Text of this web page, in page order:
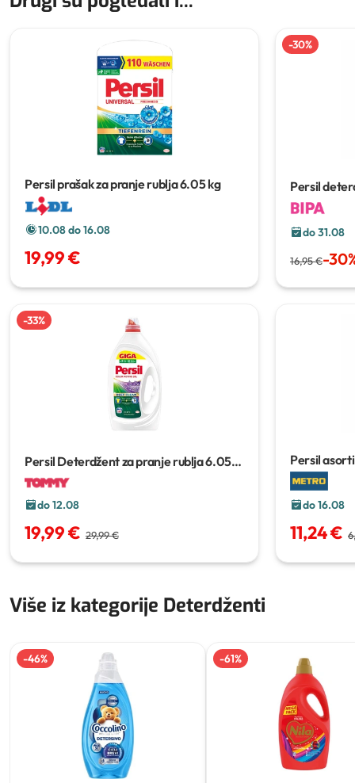
Persil prašak za pranje rublja6.05 kg
10.08 do 16.08
19,99 €
-30%
Persil
do 31.08
16,95 €-30
-33%
Persil Deterdžent za pranje rublja6.05
kg ili 4.95 L
do 12.08
19,99 € 29,99 €
Persil
do 16.08
11,24 €
Više iz kategorije Deterdženti
-46% -61%